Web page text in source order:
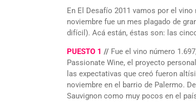
En El Desafío 2011 vamos por el
noviembre fue un mes plagado de
difícil). Acá están, éstas son: las
PUESTO 1 // Fue el vino número
Passionate Wine, el proyecto
las expectativas que creó fueron
noviembre en el barrio de Palermo.
Sauvignon como muy pocos en el